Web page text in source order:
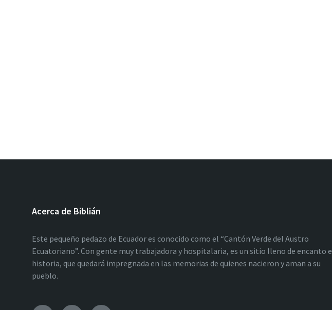
Acerca de Biblián
Este pequeño pedazo de Ecuador es conocido como el “Cantón Verde del Austro
Ecuatoriano”. Con gente muy trabajadora y hospitalaria, es un sitio lleno de encanto e
historia, que quedará impregnada en las memorias de quienes nacieron y aman a su
pueblo.